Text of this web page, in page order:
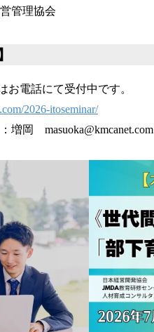
管理協会
お電話にて受付中です。
2026-itoseminar/
増岡 masuoka@kmcanet.com